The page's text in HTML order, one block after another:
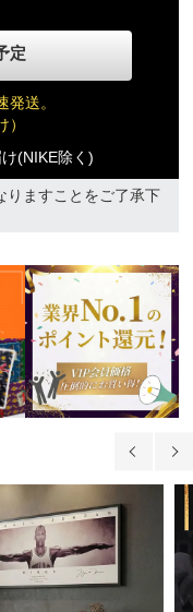
定
送。
）
(NIKE除く)
りますことをご了承下